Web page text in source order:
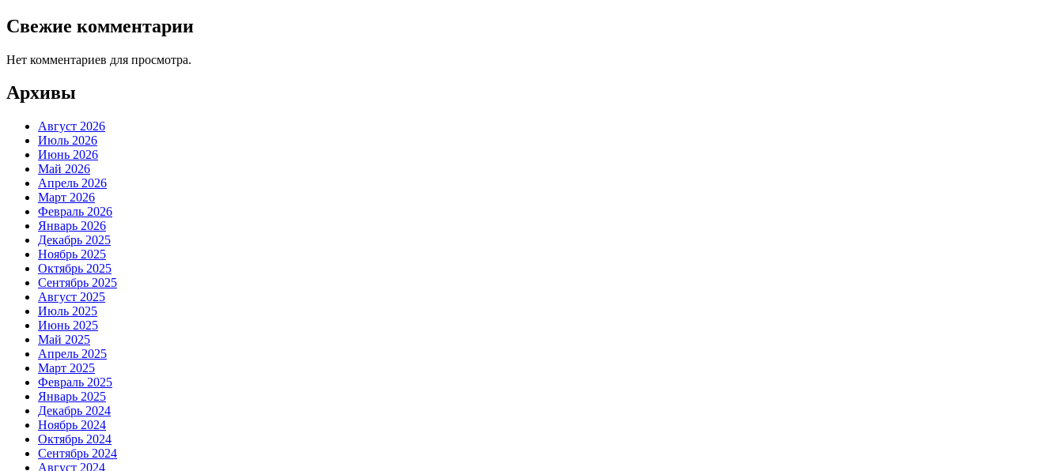
Свежие комментарии
Нет комментариев для просмотра.
Архивы
Август 2026
Июль 2026
Июнь 2026
Май 2026
Апрель 2026
Март 2026
Февраль 2026
Январь 2026
Декабрь 2025
Ноябрь 2025
Октябрь 2025
Сентябрь 2025
Август 2025
Июль 2025
Июнь 2025
Май 2025
Апрель 2025
Март 2025
Февраль 2025
Январь 2025
Декабрь 2024
Ноябрь 2024
Октябрь 2024
Сентябрь 2024
Август 2024